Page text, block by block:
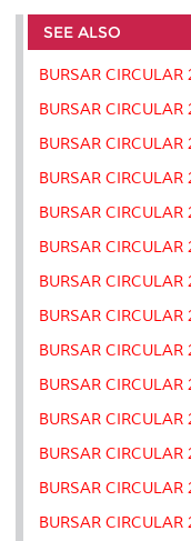
e
b
o
o
k
t
r
e
I
n
SEE ALSO
BURSAR CIRCULAR
BURSAR CIRCULAR
BURSAR CIRCULAR
BURSAR CIRCULAR
BURSAR CIRCULAR
BURSAR CIRCULAR
BURSAR CIRCULAR
BURSAR CIRCULAR
BURSAR CIRCULAR
BURSAR CIRCULAR
BURSAR CIRCULAR
BURSAR CIRCULAR
BURSAR CIRCULAR
BURSAR CIRCULAR